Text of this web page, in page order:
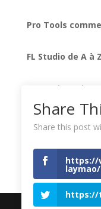
Pro Tools
FL Studio de A à Z
Formation
Les secrets des
Share
Share this post
https://
laymao/
https://